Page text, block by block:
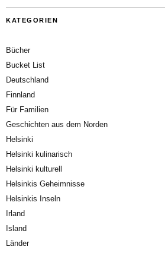
KATEGORIEN
Bücher
Bucket List
Deutschland
Finnland
Für Familien
Geschichten aus dem Norden
Helsinki
Helsinki kulinarisch
Helsinki kulturell
Helsinkis Geheimnisse
Helsinkis Inseln
Irland
Island
Länder